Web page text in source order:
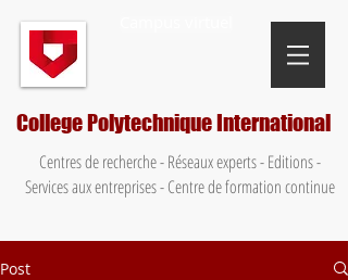
College Polytechnique International
Centres de recherche - Réseaux experts - Editions -
Services aux entreprises - Centre de formation continue
Post